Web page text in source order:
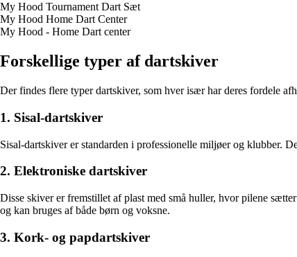
My Hood Tournament Dart Sæt
My Hood Home Dart Center
My Hood - Home Dart center
Forskellige typer af dartskiver
Der findes flere typer dartskiver, som hver især har deres fordele
1. Sisal-dartskiver
Sisal-dartskiver er standarden i professionelle miljøer og klubber.
2. Elektroniske dartskiver
Disse skiver er fremstillet af plast med små huller, hvor pilene
og kan bruges af både børn og voksne.
3. Kork- og papdartskiver